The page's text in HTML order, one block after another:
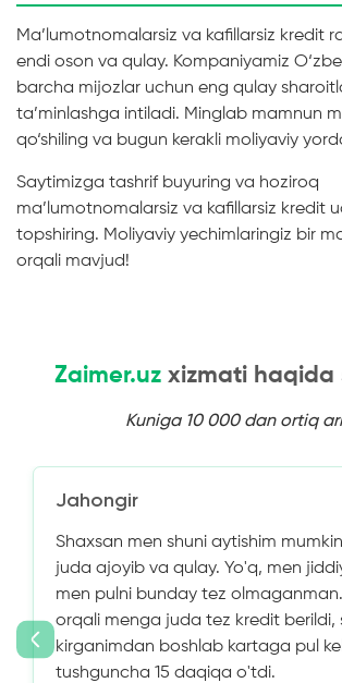
Ma’lumotnomalarsiz va kafillarsiz kredit
endi oson va qulay. Kompaniyamiz
barcha mijozlar uchun eng qulay
ta’minlashga intiladi. Minglab mamnun
qo‘shiling va bugun kerakli moliyaviy
Saytimizga tashrif buyuring va hoziroq
ma’lumotnomalarsiz va kafillarsiz kredit
topshiring. Moliyaviy yechimlaringiz bir
orqali mavjud!
Zaimer.uz xizmati haqida
Kuniga 10 000 dan ortiq
Jahongir
Shaxsan men shuni aytishim
juda ajoyib va ​​qulay. Yo'q, men
men pulni bunday tez
orqali menga juda tez kredit berildi,
kirganimdan boshlab kartaga pul
tushguncha 15 daqiqa o'tdi.